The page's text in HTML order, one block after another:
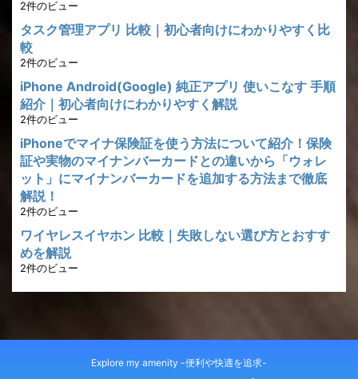
2件のビュー
タスク管理アプリ 比較｜初心者向けにわかりやすく比
較
2件のビュー
iPhone Android(Google) 純正アプリ 使いこなす 手順
紹介｜初心者向けにわかりやすく解説
2件のビュー
iPhoneでマイナ保険証を使う方法について紹介！保険
証や実物のマイナンバーカードとの違いから「ウォレ
ット」にマイナンバーカードを追加する方法まで徹底
解説！
2件のビュー
ワイヤレスイヤホン 比較｜失敗しない選び方とおすす
めを解説
2件のビュー
Explore my amenity -便利や快適を追求-